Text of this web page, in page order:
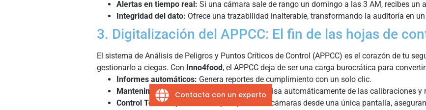
Alertas en tiempo real: Si una cámara sale de rango un domingo a las 3 AM, recibes un
Integridad del dato: Ofrece una trazabilidad inalterable, transformando la auditoría en
3. Digitalización del APPCC: El fin de las hojas de
El sistema de Análisis de Peligros y Puntos Críticos de Control (APPCC) es el corazón de tu
gestionarlo a ciegas. Con Inno4food , el APPCC deja de ser una carga burocrática para
Informes automáticos: Genera reportes de cumplimiento con un solo clic.
Mantenimiento Preventivo: El software te avisa automáticamente de las calibraciones y
Control Total:Supervisa múltiples plantas o cámaras desde una única pantalla,
Contacta con un experto